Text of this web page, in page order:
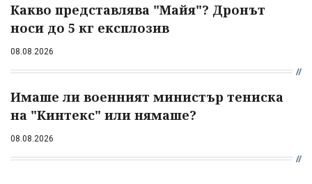
Какво представлява "Майя"? Дронът
носи до 5 кг експлозив
08.08.2026
Имаше ли военният министър тениска
на "Кинтекс" или нямаше?
08.08.2026